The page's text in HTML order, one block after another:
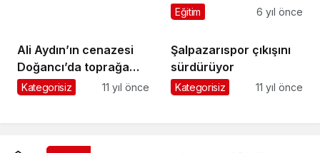
Yüksekokulu 20
Eğitim 6 yıl önce
Ali Aydın’ın cenazesi
Doğancı’da toprağa
verildi
Kategorisiz 11 yıl önce
Şalpazarıspor çıkışını
sürdürüyor
Kategorisiz 11 yıl önce